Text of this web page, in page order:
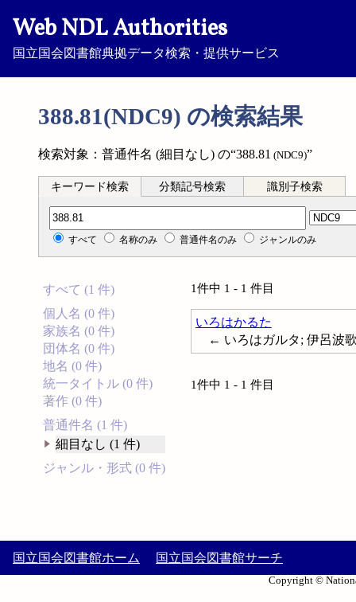
Web NDL Authorities
国立国会図書館典拠データ検索・提供サービス
388.81(NDC9) の検索結果
検索対象：普通件名 (細目なし) の“388.81 (NDC9)”
キーワード検索 分類記号検索 識別子検索
分類記号検索
すべて 名称のみ 普通件名のみ ジャンルのみ
すべて (1 件)
個人名 (0 件)
家族名 (0 件)
団体名 (0 件)
地名 (0 件)
統一タイトル (0 件)
著作 (0 件)
普通件名 (1 件)
細目なし (1 件)
ジャンル・形式 (0 件)
1件中 1 - 1 件目
いろはかるた
← いろはガルタ; 伊呂波
1件中 1 - 1 件目
国立国会図書館ホーム 国立国会図書館サーチ
Copyright ©